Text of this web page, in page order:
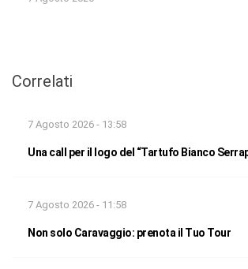
Correlati
7 Agosto 2026 - 13:58
Una call per il logo del “Tartufo Bianco
7 Agosto 2026 - 11:58
Non solo Caravaggio: prenota il Tuo Tour